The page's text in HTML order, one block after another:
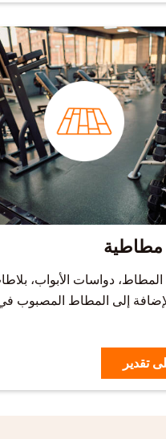
دواسات الأبواب،
إلى المطاط المصبوب
تقدير